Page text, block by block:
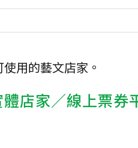
用的藝文店家。
店家／線上票券